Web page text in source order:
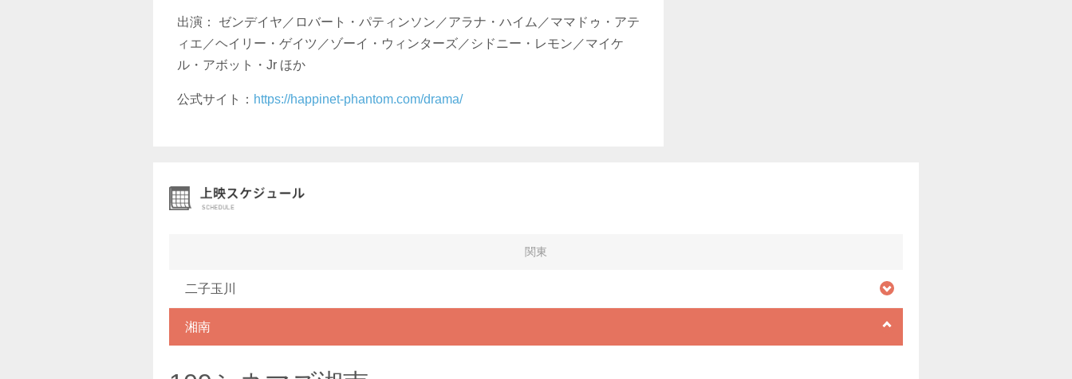
出演： ゼンデイヤ／ロバート・パティンソン／アラナ・ハイム／ママドゥ・アテ
ィエ／ヘイリー・ゲイツ／ゾーイ・ウィンターズ／シドニー・レモン／マイケ
ル・アボット・Jr ほか
公式サイト： https://happinet-phantom.com/drama/
関東
二子玉川
湘南